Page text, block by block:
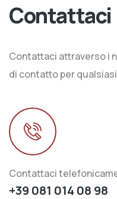
Contattaci
Contattaci attraverso i
di contatto per
Contattaci
+39 081 014 08 98